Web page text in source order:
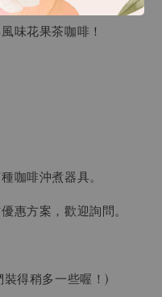
；雅緻發酵感，低溫時
味花果茶咖啡！
咖啡沖煮器具。
惠方案，歡迎詢問。
裝得稍多一些喔！)